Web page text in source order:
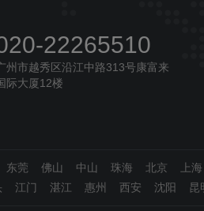
22265510
州市越秀区沿江中路313号康富来
际大厦12楼
东莞 佛山 中山 珠海 北京
江门 湛江 惠州 西安 沈阳